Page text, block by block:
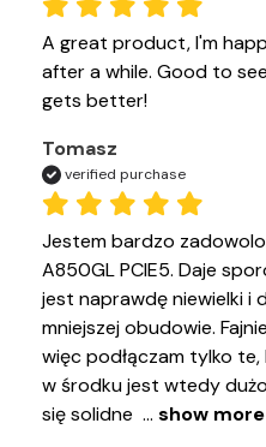
A great product, I'm
after a while. Good to
gets better!
Tomasz
verified purchase
Jestem bardzo
A850GL PCIE5. Daje
jest naprawdę niewielki i
mniejszej obudowie.
więc podłączam tylko
w środku jest wtedy
się solidne ... show more